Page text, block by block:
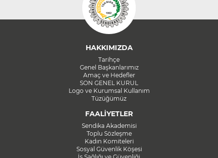
HAKKIMIZDA
Tarihçe
Genel Başkanlarımız
Amaç ve Hedefler
SON GENEL KURUL
Logo ve Kurumsal Kullanım
Tüzüğümüz
FAALİYETLER
Sendika Akademisi
Toplu Sözleşme
Kadın Komiteleri
Sosyal Güvenlik Köşesi